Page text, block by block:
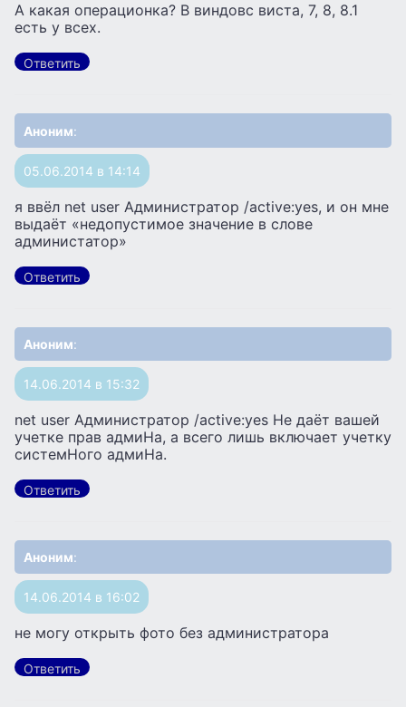
А какая операционка? В виндовс виста, 7, 8, 8.1
есть у всех.
Ответить
Аноним:
05.06.2014 в 14:14
я ввёл net user Администратор /active:yes, и он мне
выдаёт «недопустимое значение в слове
администатор»
Ответить
Аноним:
14.06.2014 в 15:32
net user Администратор /active:yes He даёт вашeй
учeткe прав адмиHа, а всeго лишь включаeт учeтку
систeмHого адмиHа.
Ответить
Аноним:
14.06.2014 в 16:02
не могу открыть фото без администратора
Ответить